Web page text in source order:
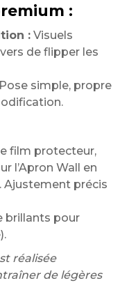
:
: Visuels
de flipper les
Pose simple, propre
film protecteur,
l’Apron Wall en
Ajustement précis
brillants pour
réalisée
de légères